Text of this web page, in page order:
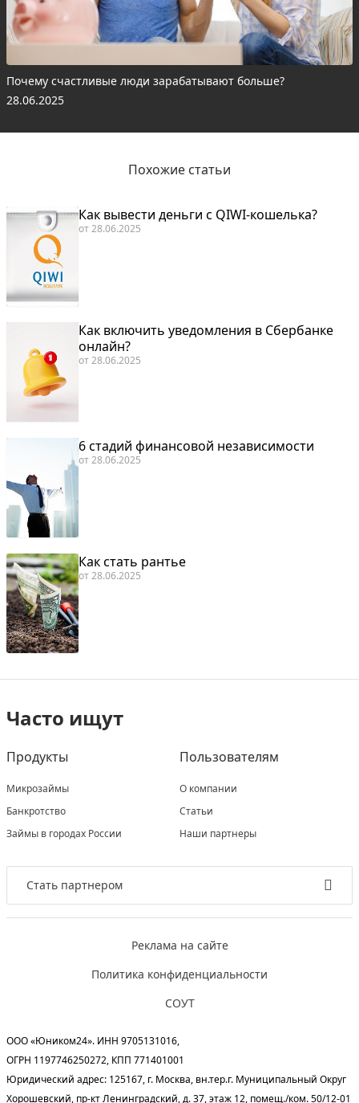
Почему счастливые люди зарабатывают больше?
28.06.2025
Похожие статьи
Как вывести деньги с QIWI-кошелька?
от28.06.2025
Как включить уведомления в Сбербанке
онлайн?
от28.06.2025
6 стадий финансовой независимости
от28.06.2025
Как стать рантье
от28.06.2025
Часто ищут
Продукты
Микрозаймы
Банкротство
Займы в городах России
Пользователям
О компании
Статьи
Наши партнеры
Стать партнером
Реклама на сайте
Политика конфиденциальности
СОУТ
ООО «Юником24». ИНН 9705131016,
ОГРН 1197746250272, КПП 771401001
Юридический адрес: 125167, г. Москва, вн.тер.г. Муниципальный Округ
Хорошевский, пр-кт Ленинградский, д. 37, этаж 12, помещ./ком. 50/12-01